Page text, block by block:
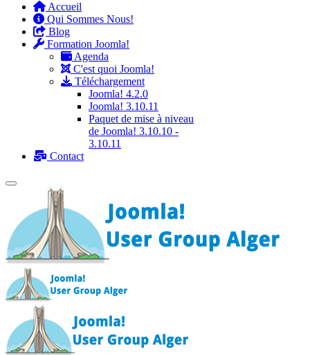
Accueil
Qui Sommes Nous!
Blog
Formation Joomla!
Agenda
C'est quoi Joomla!
Téléchargement
Joomla! 4.2.0
Joomla! 3.10.11
Paquet de mise à niveau
de Joomla! 3.10.10 -
3.10.11
Contact